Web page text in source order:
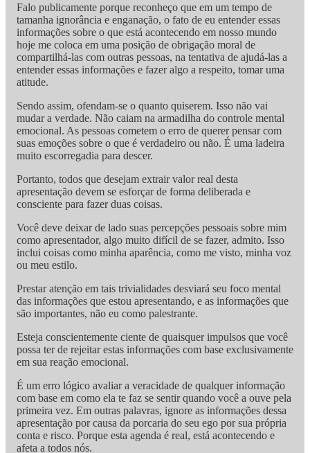
Falo publicamente porque reconheço que em um tempo de
tamanha ignorância e enganação, o fato de eu entender essas
informações sobre o que está acontecendo em nosso mundo
hoje me coloca em uma posição de obrigação moral de
compartilhá-las com outras pessoas, na tentativa de ajudá-las a
entender essas informações e fazer algo a respeito, tomar uma
atitude.
Sendo assim, ofendam-se o quanto quiserem. Isso não vai
mudar a verdade. Não caiam na armadilha do controle mental
emocional. As pessoas cometem o erro de querer pensar com
suas emoções sobre o que é verdadeiro ou não. É uma ladeira
muito escorregadia para descer.
Portanto, todos que desejam extrair valor real desta
apresentação devem se esforçar de forma deliberada e
consciente para fazer duas coisas.
Você deve deixar de lado suas percepções pessoais sobre mim
como apresentador, algo muito difícil de se fazer, admito. Isso
inclui coisas como minha aparência, como me visto, minha voz
ou meu estilo.
Prestar atenção em tais trivialidades desviará seu foco mental
das informações que estou apresentando, e as informações que
são importantes, não eu como palestrante.
Esteja conscientemente ciente de quaisquer impulsos que você
possa ter de rejeitar estas informações com base exclusivamente
em sua reação emocional.
É um erro lógico avaliar a veracidade de qualquer informação
com base em como ela te faz se sentir quando você a ouve pela
primeira vez. Em outras palavras, ignore as informações dessa
apresentação por causa da porcaria do seu ego por sua própria
conta e risco. Porque esta agenda é real, está acontecendo e
afeta a todos nós.